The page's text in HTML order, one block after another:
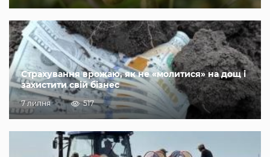
Страхування врожаю, як не «молитися» на дощ і
захистити свій бізнес
7 липня 517